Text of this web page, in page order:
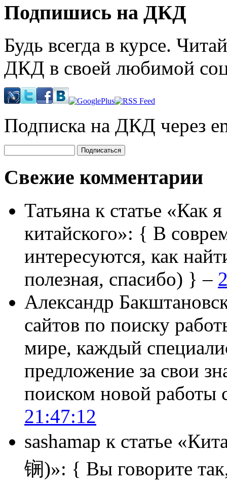
Подпишись на ДКД
Будь всегда в курсе.
ДКД в своей любимой
Подписка на ДКД через
Свежие комментарии
Татьяна к статье «Как
китайского»: { В
интересуются, как
полезная, спасибо) } –
Александр
сайтов по поиску
мире, каждый
предложение за свои
поиском новой
21:47:12
sashamap к статье
锎)»: { Вы говорите